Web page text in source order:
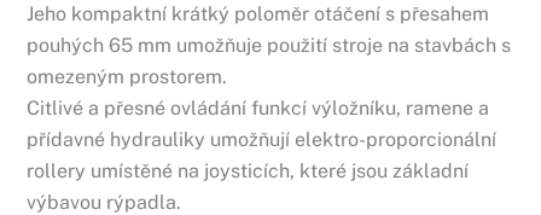
Jeho kompaktní krátký poloměr otáčení s přesahem
pouhých 65 mm umožňuje použití stroje na stavbách s
omezeným prostorem.
Citlivé a přesné ovládání funkcí výložníku, ramene a
přídavné hydrauliky umožňují elektro-proporcionální
rollery umístěné na joysticích, které jsou základní
výbavou rýpadla.